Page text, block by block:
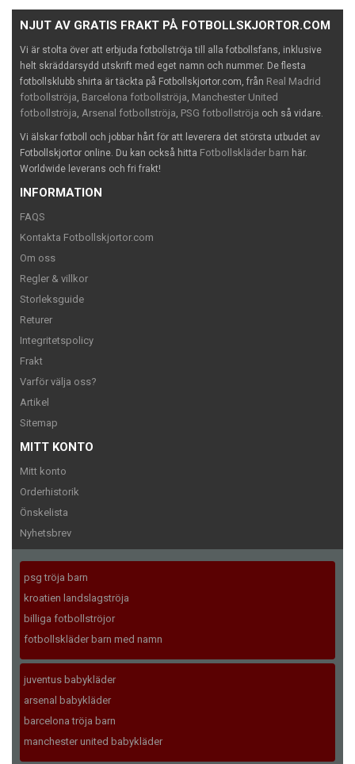
NJUT AV GRATIS FRAKT PÅ FOTBOLLSKJORTOR.COM
Vi är stolta över att erbjuda fotbollströja till alla fotbollsfans, inklusive
helt skräddarsydd utskrift med eget namn och nummer. De flesta
fotbollsklubb shirta är täckta på Fotbollskjortor.com, från Real Madrid
fotbollströja, Barcelona fotbollströja, Manchester United
fotbollströja, Arsenal fotbollströja, PSG fotbollströja och så vidare.
Vi älskar fotboll och jobbar hårt för att leverera det största utbudet av
Fotbollskjortor online. Du kan också hitta Fotbollskläder barn här.
Worldwide leverans och fri frakt!
INFORMATION
FAQS
Kontakta Fotbollskjortor.com
Om oss
Regler & villkor
Storleksguide
Returer
Integritetspolicy
Frakt
Varför välja oss?
Artikel
Sitemap
MITT KONTO
Mitt konto
Orderhistorik
Önskelista
Nyhetsbrev
psg tröja barn
kroatien landslagströja
billiga fotbollströjor
fotbollskläder barn med namn
juventus babykläder
arsenal babykläder
barcelona tröja barn
manchester united babykläder